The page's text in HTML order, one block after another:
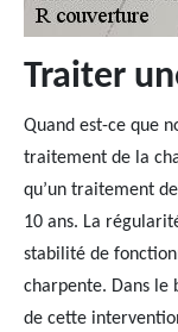
Traiter
Quand est-ce que
traitement de la
qu’un traitement
10 ans. La
stabilité de
charpente. Dans
de cette